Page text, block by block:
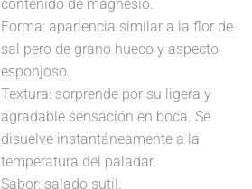
contenido de magnesio.
Forma: apariencia similar a la flor de
sal pero de grano hueco y aspecto
esponjoso.
Textura: sorprende por su ligera y
agradable sensación en boca. Se
disuelve instantáneamente a la
temperatura del paladar.
Sabor: salado sutil.